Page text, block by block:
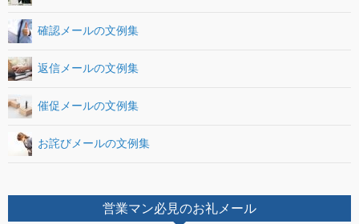
確認メールの文例集
返信メールの文例集
催促メールの文例集
お詫びメールの文例集
営業マン必見のお礼メール